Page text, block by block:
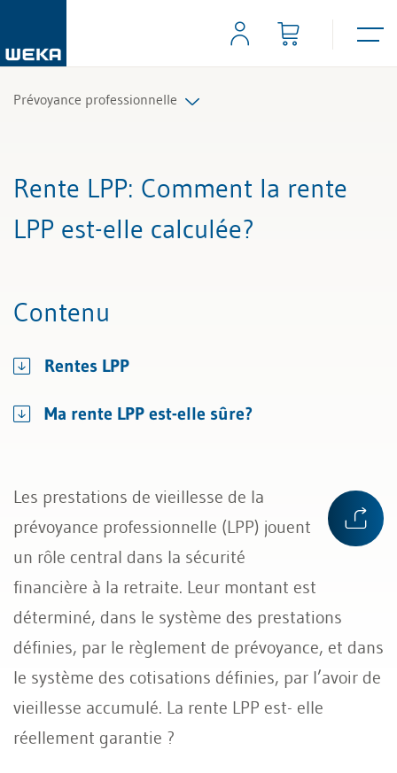
Prévoyance professionnelle
Rente LPP: Comment la rente
LPP est-elle calculée?
Contenu
Rentes LPP
Ma rente LPP est-elle sûre?
Les prestations de vieillesse de la
prévoyance professionnelle (LPP) jouent
un rôle central dans la sécurité
financière à la retraite. Leur montant est
déterminé, dans le système des prestations
définies, par le règlement de prévoyance, et dans
le système des cotisations définies, par l’avoir de
vieillesse accumulé. La rente LPP est- elle
réellement garantie ?